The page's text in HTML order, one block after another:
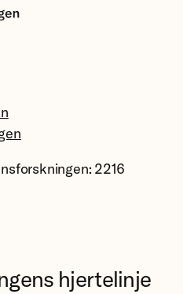
2216
hjertelinje